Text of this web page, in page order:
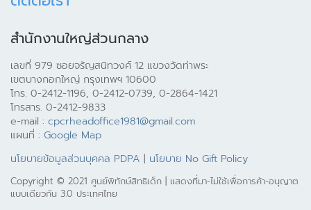
สำนักงานใหญ่ส่วนกลาง
เลขที่ 979 ซอยจรัญสนิทวงศ์ 12 แขวงวัดท่าพระ
เขตบางกอกใหญ่ กรุงเทพฯ 10600
โทร. 0-2412-1196, 0-2412-0739, 0-2864-1421
โทรสาร. 0-2412-9833
e-mail : cpcrheadoffice1981@gmail.com
แผนที่ : Google Map
นโยบายข้อมูลส่วนบุคคล PDPA | นโยบาย No Gift Policy
Copyright © 2021 ศูนย์พิทักษ์สิทธิเด็ก | แสดงที่มา-ไม่ใช้เพื่อการค้า-อนุญาต
แบบเดียวกัน 3.0 ประเทศไทย